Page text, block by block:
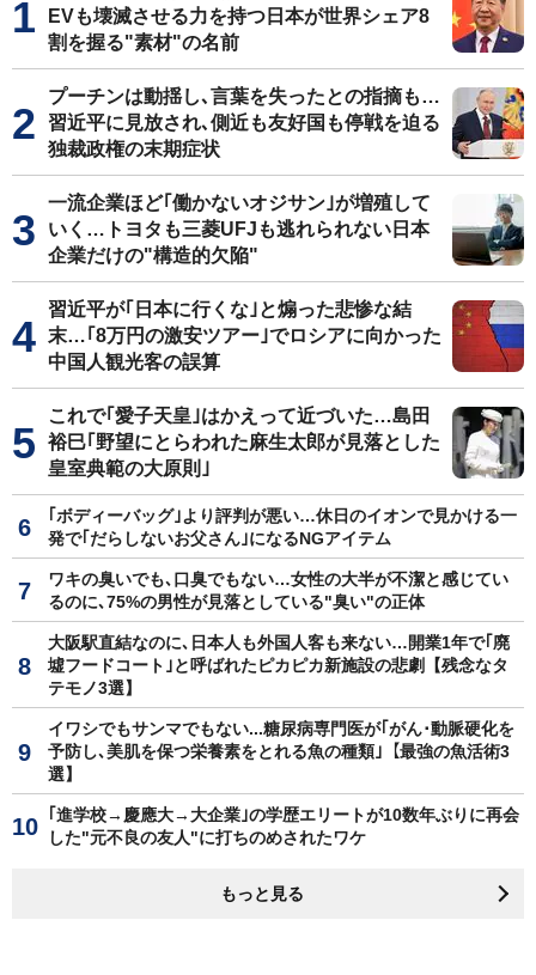
EVも壊滅させる力を持つ日本が世界シェア8
割を握る"素材"の名前
プーチンは動揺し､言葉を失ったとの指摘も…
習近平に見放され､側近も友好国も停戦を迫る
独裁政権の末期症状
一流企業ほど｢働かないオジサン｣が増殖して
いく…トヨタも三菱UFJも逃れられない日本
企業だけの"構造的欠陥"
習近平が｢日本に行くな｣と煽った悲惨な結
末…｢8万円の激安ツアー｣でロシアに向かった
中国人観光客の誤算
これで｢愛子天皇｣はかえって近づいた…島田
裕巳｢野望にとらわれた麻生太郎が見落とした
皇室典範の大原則｣
｢ボディーバッグ｣より評判が悪い…休日のイオンで見かける一
発で｢だらしないお父さん｣になるNGアイテム
ワキの臭いでも､口臭でもない…女性の大半が不潔と感じてい
るのに､75%の男性が見落としている"臭い"の正体
大阪駅直結なのに､日本人も外国人客も来ない…開業1年で｢廃
墟フードコート｣と呼ばれたピカピカ新施設の悲劇【残念なタ
テモノ3選】
イワシでもサンマでもない...糖尿病専門医が｢がん･動脈硬化を
予防し､美肌を保つ栄養素をとれる魚の種類｣【最強の魚活術3
選】
｢進学校→慶應大→大企業｣の学歴エリートが10数年ぶりに再会
した"元不良の友人"に打ちのめされたワケ
もっと見る